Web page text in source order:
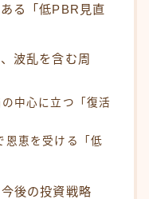
る「低PBR見直
波乱を含む周
中心に立つ「復活
恩恵を受ける「低
後の投資戦略